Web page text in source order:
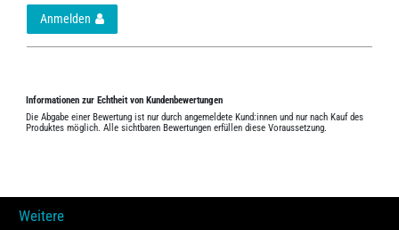
Anmelden
Informationen zur Echtheit von Kundenbewertungen
Die Abgabe einer Bewertung ist nur durch angemeldete Kund:innen und nur nach Kauf des
Produktes möglich. Alle sichtbaren Bewertungen erfüllen diese Voraussetzung.
Weitere